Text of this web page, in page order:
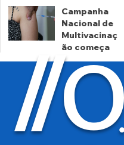
motoristas
por
cobrança
indevida do
Detran-GO
há 2 dias
Campanha
Nacional de
Multivacinaç
ão começa
nesta
segunda
há 3 dias
//O